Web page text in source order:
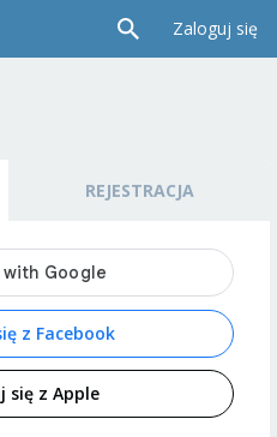
Zaloguj się
REJESTRACJA
z Facebook
się z Apple